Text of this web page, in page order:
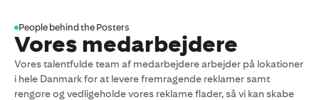
People behind the Posters
Vores medarbejdere
Vores talentfulde team af medarbejdere arbejder på lokationer
i hele Danmark for at levere fremragende reklamer samt
rengøre og vedligeholde vores reklame flader, så vi kan skabe